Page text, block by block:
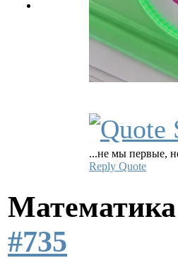
...не мы первые,
Reply Quote
#735